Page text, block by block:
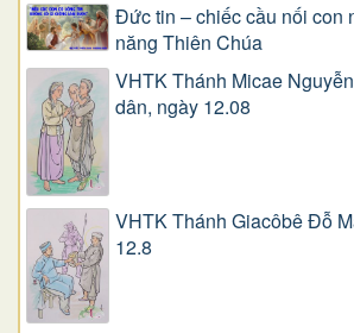
Đức tin – chiếc cầu nối con
năng Thiên Chúa
VHTK Thánh Micae
dân, ngày 12.08
VHTK Thánh Giacôbê Ðỗ
12.8